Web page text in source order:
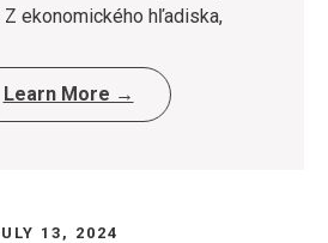
ekonomického hľadiska,
Learn More →
13, 2024